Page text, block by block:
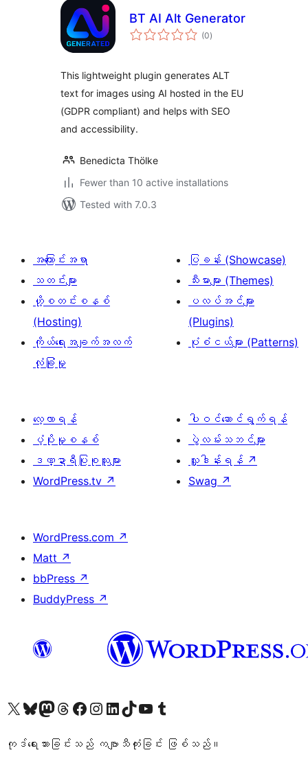
BT AI Alt Generator
(0total
ratings
)
This lightweight plugin generates ALT
text for images using AI hosted in the EU
(GDPR compliant) and helps with SEO
and accessibility.
Benedicta Thölke
Fewer than 10 active installations
Tested with 7.0.3
အကြောင်းအရာ
သတင်းများ
ဟို့စတင်းစနစ်
(Hosting)
ကိုယ်ရေးအချက်အလက်
လုံခြုံမှု
ပြခန်း (Showcase)
သီးမားများ (Themes)
ပလပ်အင်များ
(Plugins)
ပုံစံငယ်များ (Patterns)
လေ့လာရန်
ပံ့ပိုးမှုစနစ်
ဒဏ္ဍာရီပြုစုသူများ
WordPress.tv ↗
ပါဝင်ဆောင်ရွက်ရန်
ပွဲလမ်းသဘင်များ
လှူဒါန်းရန် ↗
Swag ↗
WordPress.com ↗
Matt ↗
bbPress ↗
BuddyPress ↗
ကျွန်ုပ်တို့၏ X (ယခင် Twitter) အကောင့်သို့ သွားရောက်ကြည့်ရှုပါကျွန်ုပ်တို့၏ Bluesky အကောင့်သို့ ဝင်ရောက်ကြည့်ရှုရန်
ကျွန်ုပ်တို့၏ Mastodon အကောင့်သို့ သွားရောက်ကြည့်ရှုပါကျွန်ုပ်တို့၏ Threads အကောင့်သို့ ဝင်ရောက်ကြည့်ရှုရန်
ကျွန်ုပ်တို့၏ Facebook စာမျက်နှာသို့ သွားရောက်ကြည့်ရှုပါကျွန်ုပ်တို့၏ Instagram အကောင့်သို့ သွားရောက်ကြည့်ရှုပါ ကျွန်ုပ်တို့၏ LinkedIn အကောင့်သို့ သွားရောက်ကြည့်ရှုပါကျွန်ုပ်တို့၏ TikTok အကောင့်သို့ ဝင်ရောက်ကြည့်ရှုရန်
ကျွန်ုပ်တို့၏ YouTube ချန်နယ်သို့ သွားရောက်ကြည့်ရှုပါ ကျွန်ုပ်တို့၏ Tumblr အကောင့်သို့ ဝင်ရောက်ကြည့်ရှုရန်
ကုဒ်ရေးသားခြင်းသည် ကဗျာသီကုံးခြင်း ဖြစ်သည်။